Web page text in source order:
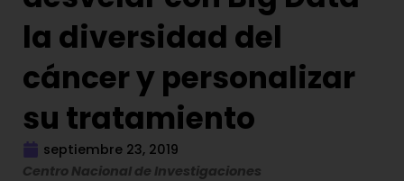
la diversidad del
cáncer y personalizar
su tratamiento
septiembre 23, 2019
Centro Nacional de Investigaciones